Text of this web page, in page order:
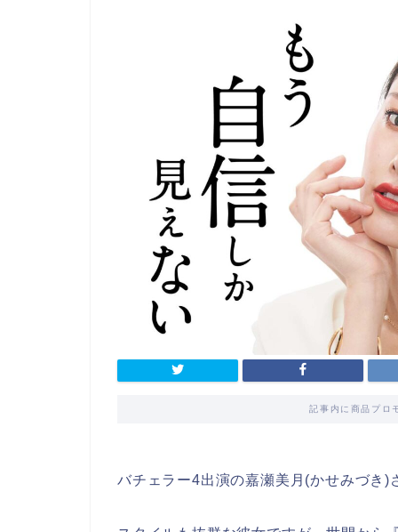
記事内に商品プロ
バチェラー4出演の嘉瀬美月(かせみづき